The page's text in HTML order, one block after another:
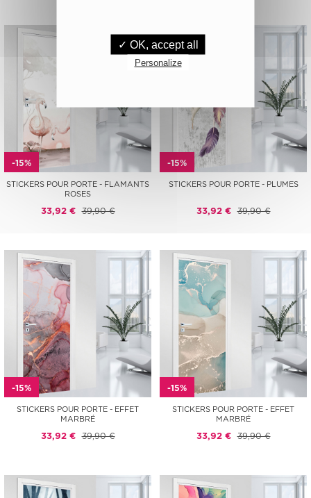
-15%
STICKERS POUR PORTE - FLAMANTS
ROSES
33,92 € 39,90 €
-15%
STICKERS POUR PORTE - PLUMES
33,92 € 39,90 €
-15%
STICKERS POUR PORTE - EFFET
MARBRÉ
33,92 € 39,90 €
-15%
STICKERS POUR PORTE - EFFET
MARBRÉ
33,92 € 39,90 €
✓ OK, accept all
Personalize